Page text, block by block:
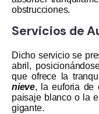
obstrucciones.
Servicios de
Dicho servicio se
abril,
que ofrece la
nieve, la euforia de
paisaje blanco o la
gigante.